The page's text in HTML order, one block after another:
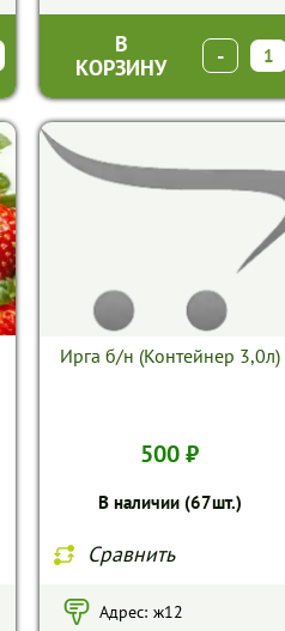
В
КОРЗИНУ
-
Ирга б/н (Контейнер 3,0л)
500 ₽
В наличии (67шт.)
Сравнить
Адрес: ж12